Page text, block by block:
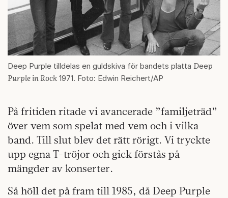
Deep Purple tilldelas en guldskiva för bandets platta Deep
Purple in Rock 1971. Foto: Edwin Reichert/AP
På fritiden ritade vi avancerade ”familjeträd”
över vem som spelat med vem och i vilka
band. Till slut blev det rätt rörigt. Vi tryckte
upp egna T-tröjor och gick förstås på
mängder av konserter.
Så höll det på fram till 1985, då Deep Purple